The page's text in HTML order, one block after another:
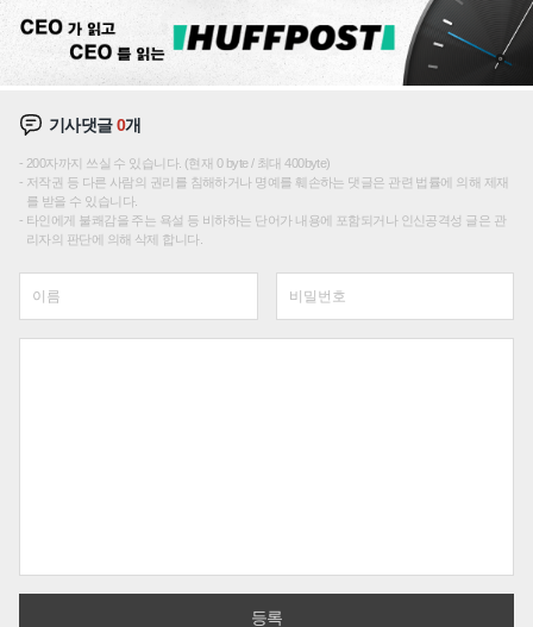
기사댓글0개
200자까지 쓰실 수 있습니다. (현재 0 byte / 최대 400byte)
저작권 등 다른 사람의 권리를 침해하거나 명예를 훼손하는 댓글은 관련 법률에 의해 제재
를 받을 수 있습니다.
타인에게 불쾌감을 주는 욕설 등 비하하는 단어가 내용에 포함되거나 인신공격성 글은 관
리자의 판단에 의해 삭제 합니다.